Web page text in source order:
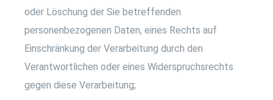
oder Löschung der Sie betreffenden
personenbezogenen Daten, eines Rechts auf
Einschränkung der Verarbeitung durch den
Verantwortlichen oder eines Widerspruchsrechts
gegen diese Verarbeitung;